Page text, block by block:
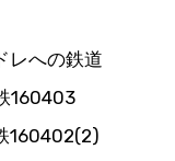
レへの鉄道
160403
160402(2)